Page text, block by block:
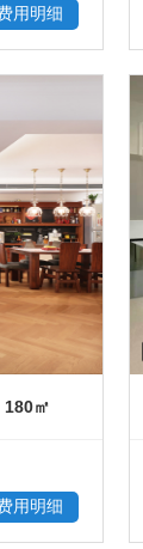
用明细
180㎡
用明细